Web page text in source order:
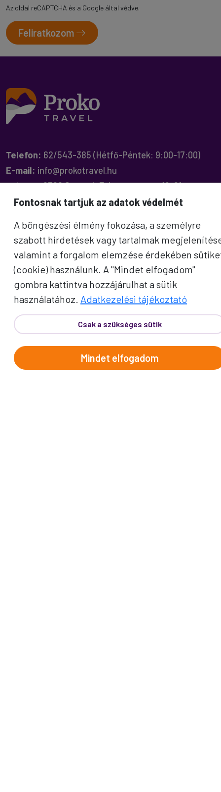
Az oldal reCAPTCHA és a Google által védve.
Feliratkozom
Telefon: 62/543-385 (Hétfő-Péntek: 9:00-17:00)
E-mail: info@prokotravel.hu
Főiroda:6720 Szeged, Feketesas utca 19-21.
Budapest:1137, Katona József u. 14.
ÚTICÉLOK
Afrika Amerika
Ausztrália és Óceánia Ázsia
Alpok országai Balkán
Brit-szigetek Dél-Európa
Fontosnak tartjuk az adatok védelmét
A böngészési élmény fokozása, a személyre
szabott hirdetések vagy tartalmak
valamint a forgalom elemzése érdekében
(cookie) használunk. A "Mindet elfogadom"
gombra kattintva hozzájárulhat a sütik
használatához. Adatkezelési tájékoztató
Csak a szükséges sütik
Mindet elfogadom